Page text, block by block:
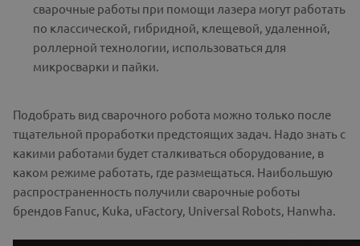
сварочные работы при помощи лазера могут работать
по классической, гибридной, клещевой, удаленной,
роллерной технологии, использоваться для
микросварки и пайки.
Подобрать вид сварочного робота можно только после
тщательной проработки предстоящих задач. Надо знать с
какими работами будет сталкиваться оборудование, в
каком режиме работать, где размещаться. Наибольшую
распространенность получили сварочные роботы
брендов Fanuc, Kuka, uFactory, Universal Robots, Hanwha.